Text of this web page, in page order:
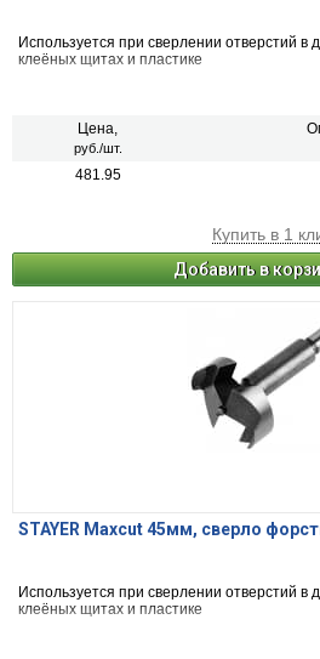
Используется при сверлении отверстий
клеёных щитах и пластике
Цена,
руб./шт.
481.95
Купить в 1
Добавить в
STAYER Maxcut 45мм, сверло
Используется при сверлении отверстий
клеёных щитах и пластике